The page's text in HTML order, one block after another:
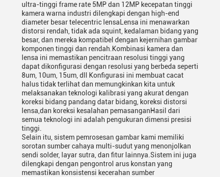
ultra-tinggi frame rate 5MP dan 12MP kecepatan tinggi
kamera warna industri dilengkapi dengan high-end
diameter besar telecentric lensaLensa ini menawarkan
distorsi rendah, tidak ada squint, kedalaman bidang yang
besar, dan mereka kompatibel dengan kejernihan gambar
komponen tinggi dan rendah.Kombinasi kamera dan
lensa ini memastikan pencitraan resolusi tinggi yang
dapat dikonfigurasi dengan resolusi yang berbeda seperti
8um, 10um, 15um, dll Konfigurasi ini membuat cacat
halus tidak terlihat dan memungkinkan kita untuk
melaksanakan teknologi kalibrasi yang akurat dengan
koreksi bidang pandang datar bidang, koreksi distorsi
lensa,dan koreksi kesalahan pemasanganHasil dari
semua teknologi ini adalah pengukuran dimensi presisi
tinggi.
Selain itu, sistem pemrosesan gambar kami memiliki
sorotan sumber cahaya multi-sudut yang menonjolkan
sendi solder, layar sutra, dan fitur lainnya.Sistem ini juga
dilengkapi dengan pengontrol arus konstan yang
memastikan konsistensi kecerahan sumber